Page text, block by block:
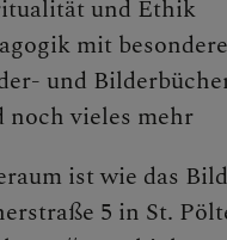
und Ethik
mit
und
noch vieles mehr
ist wie das
5 in St.